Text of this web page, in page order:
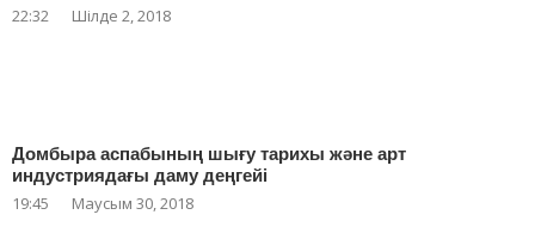
22:32 Шілде 2, 2018
Домбыра аспабының шығу тарихы және арт
индустриядағы даму деңгейі
19:45 Маусым 30, 2018